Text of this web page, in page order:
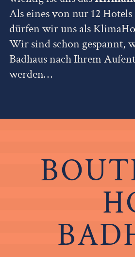
Als eines von nur 12
dürfen wir uns als
Wir sind schon gespannt,
Badhaus nach Ihrem
werden…